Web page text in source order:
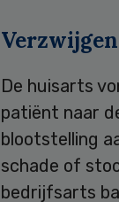
De huisarts
patiënt naar
blootstelling
schade of
bedrijfsarts